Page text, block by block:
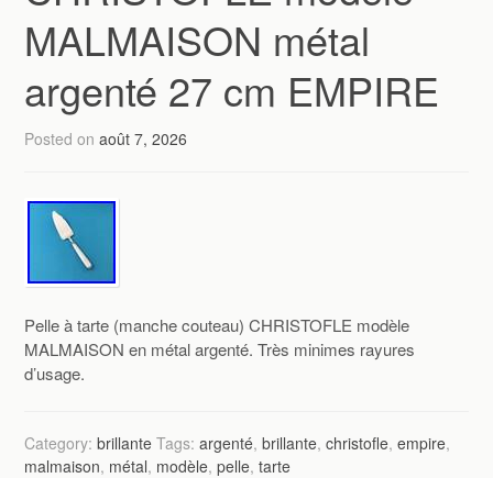
MALMAISON métal
argenté 27 cm EMPIRE
Posted onaoût 7, 2026
Pelle à tarte (manche couteau) CHRISTOFLE modèle
MALMAISON en métal argenté. Très minimes rayures
d’usage.
Category:brillante Tags:argenté,brillante,christofle,empire,
malmaison, métal, modèle,pelle,tarte